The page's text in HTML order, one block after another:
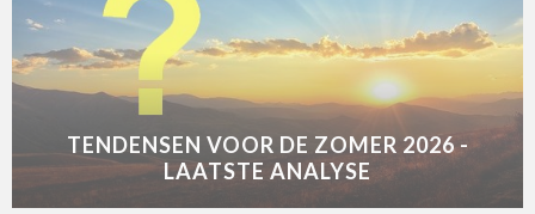
TENDENSEN VOOR DE ZOMER 2026 -
LAATSTE ANALYSE